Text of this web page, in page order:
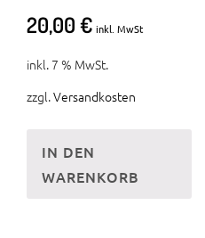
20,00€ inkl. MwSt
inkl. 7 % MwSt.
zzgl.Versandkosten
IN DEN
WARENKORB